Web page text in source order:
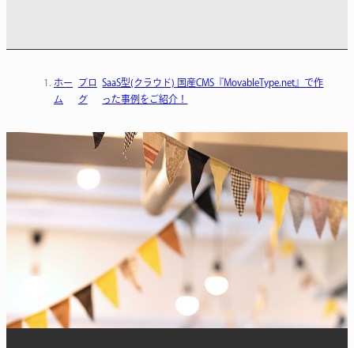
ホー
ム
ブロ
グ
SaaS型(クラウド) 国産CMS『MovableType.net』で作
った事例をご紹介！